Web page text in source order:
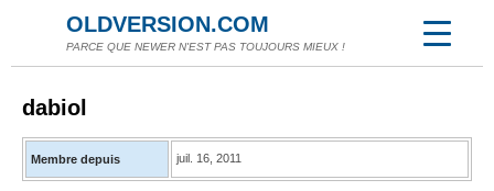
OLDVERSION.COM
PARCE QUE NEWER N'EST PAS TOUJOURS MIEUX !
dabiol
Membre depuis juil. 16, 2011